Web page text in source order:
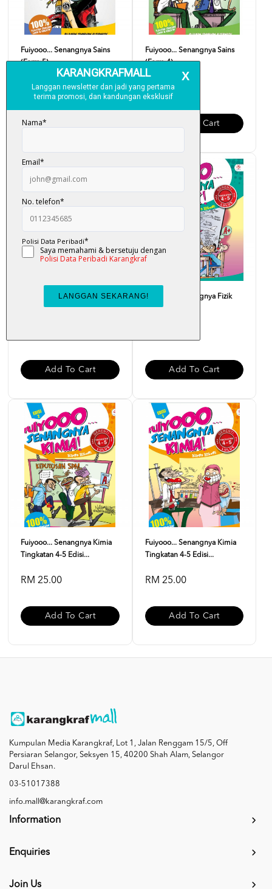
Fuiyooo... Senangnya Sains
(Form 5)
RM 28.00
Add To Cart
Fuiyooo... Senangnya Sains
(Form 4)
RM 28.00
Add To Cart
Fuiyooo... Senangnya Biologi
Tingkatan 4 - 5
Add To Cart
Fuiyooo... Senangnya Fizik
Tingkatan 4-5
Add To Cart
Fuiyooo... Senangnya Kimia
Tingkatan 4-5 Edisi...
RM 25.00
Add To Cart
Fuiyooo... Senangnya Kimia
Tingkatan 4-5 Edisi...
RM 25.00
Add To Cart
Kumpulan Media Karangkraf, Lot 1, Jalan Renggam 15/5, Off
Persiaran Selangor, Seksyen 15, 40200 Shah Alam, Selangor
Darul Ehsan.
03-51017388
info.mall@karangkraf.com
Information
Enquiries
Join Us